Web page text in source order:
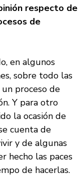
respecto de
de
en algunos
sobre todo las
proceso de
Y para otro
la ocasión de
cuenta de
y de algunas
hecho las paces
de hacerlas.